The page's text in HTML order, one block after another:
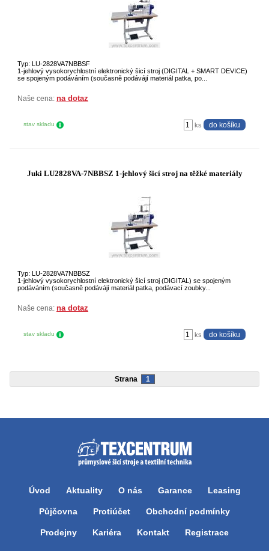
Typ: LU-2828VA7NBBSF
1-jehlový vysokorychlostní elektronický šicí stroj (DIGITAL + SMART DEVICE)
se spojeným podáváním (současně podávájí materiál patka, po...
Naše cena: na dotaz
stav skladu ks
Juki LU2828VA-7NBBSZ 1-jehlový šicí stroj na těžké materiály
Typ: LU-2828VA7NBBSZ
1-jehlový vysokorychlostní elektronický šicí stroj (DIGITAL) se spojeným
podáváním (současně podávájí materiál patka, podávací zoubky...
Naše cena: na dotaz
stav skladu ks
Strana 1
Úvod Aktuality O nás Garance Leasing
Půjčovna Protiúčet Obchodní podmínky
Prodejny Kariéra Kontakt Registrace